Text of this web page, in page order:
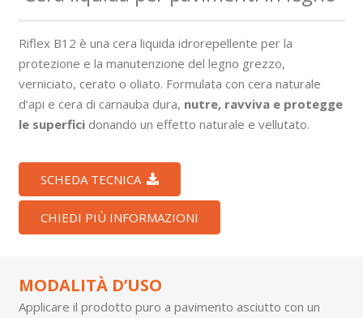
Riflex B12 è una cera liquida idrorepellente per la
protezione e la manutenzione del legno grezzo,
verniciato, cerato o oliato. Formulata con cera naturale
d’api e cera di carnauba dura, nutre, ravviva e protegge
le superficidonando un effetto naturale e vellutato.
SCHEDA TECNICA
CHIEDI PIÙ INFORMAZIONI
MODALITÀ D’USO
Applicare il prodotto puro a pavimento asciutto con un